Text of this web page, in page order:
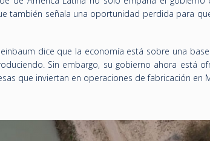
también señala una oportunidad perdida para
dice que la economía está sobre una
Sin embargo, su gobierno ahora está
que inviertan en operaciones de fabricación en